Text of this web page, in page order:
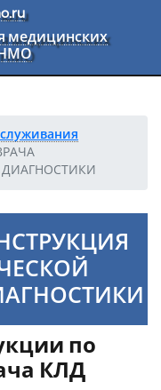
медицинских
НМО
по
КЛД